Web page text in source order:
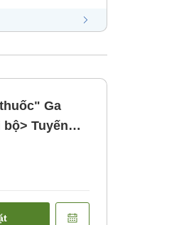
Ga
Tuyến